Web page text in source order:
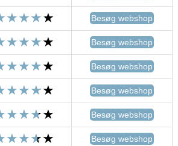
Besøg webshop
Besøg webshop
Besøg webshop
Besøg webshop
Besøg webshop
Besøg webshop